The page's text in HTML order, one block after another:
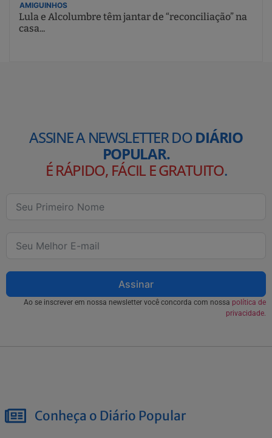
AMIGUINHOS
Lula e Alcolumbre têm jantar de “reconciliação” na
casa...
ASSINE A NEWSLETTER DODIÁRIO
POPULAR.
É RÁPIDO, FÁCIL E GRATUITO.
Assinar
Ao se inscrever em nossa newsletter você concorda com nossa política de
privacidade.
Conheça o Diário Popular